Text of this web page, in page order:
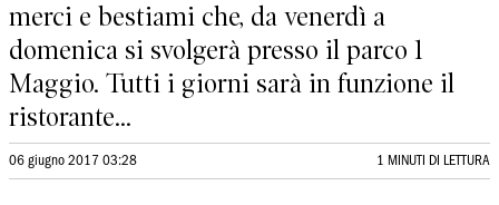
merci e bestiami che, da venerdì a
domenica si svolgerà presso il parco 1
Maggio. Tutti i giorni sarà in funzione il
ristorante...
06 giugno 2017 03:28 1 MINUTI DI LETTURA